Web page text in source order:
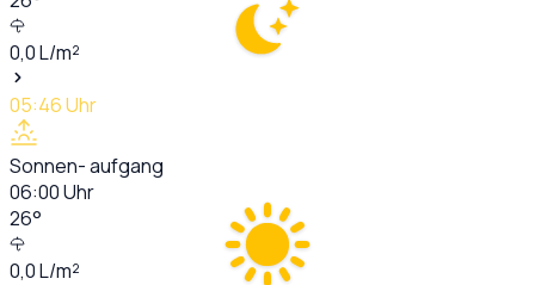
0,0L/m²
05:46Uhr
Sonnen- aufgang
06:00Uhr
26°
0,0L/m²